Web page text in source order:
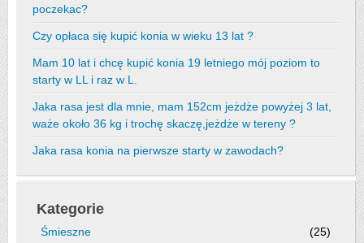
poczekac?
Czy opłaca się kupić konia w wieku 13 lat ?
Mam 10 lat i chcę kupić konia 19 letniego mój poziom to
starty w LL i raz w L.
Jaka rasa jest dla mnie, mam 152cm jeżdże powyżej 3 lat,
waże około 36 kg i trochę skaczę,jeżdże w tereny ?
Jaka rasa konia na pierwsze starty w zawodach?
Kategorie
Śmieszne
(25)